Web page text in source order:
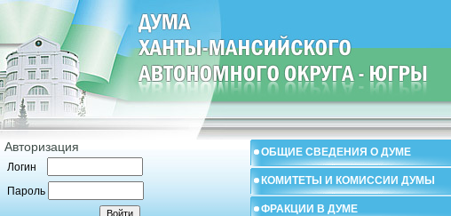
Авторизация
Логин
Пароль
ОБЩИЕ СВЕДЕНИЯ О ДУМЕ
КОМИТЕТЫ И КОМИССИИ ДУМЫ
ФРАКЦИИ В ДУМЕ